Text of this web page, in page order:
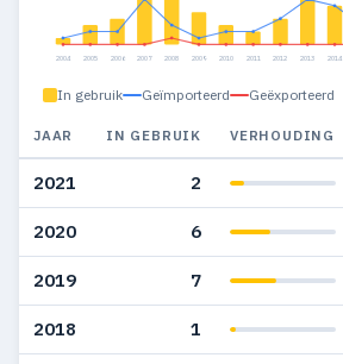
2004 2005 2006 2007 2008 2009 2010 2011 2012 2013 2014
In gebruik Geïmporteerd Geëxporteerd
JAAR IN GEBRUIK VERHOUDING
2021 2
2020 6
2019 7
2018 1